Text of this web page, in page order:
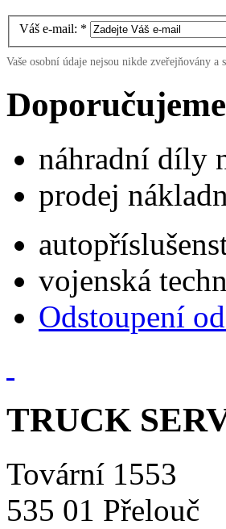
Váš e-mail: *
Vaše osobní údaje nejsou nikde zveřejňovány a
náhradní díly
prodej
vojenská
Odstoupení
TRUCK
Tovární 1553
535 01 Přelouč